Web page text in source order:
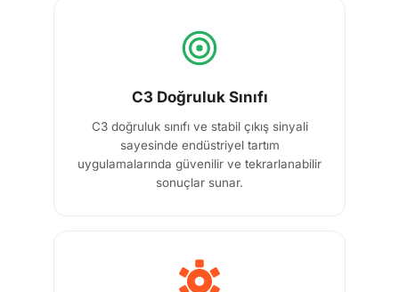
C3 Doğruluk Sınıfı
C3 doğruluk sınıfı ve stabil çıkış sinyali
sayesinde endüstriyel tartım
uygulamalarında güvenilir ve tekrarlanabilir
sonuçlar sunar.